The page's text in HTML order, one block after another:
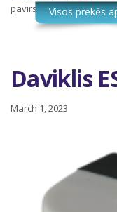
pavirsinis
Daviklis
March 1, 2023